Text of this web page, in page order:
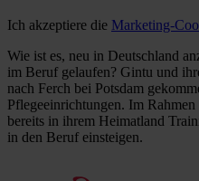
Ich akzeptiere die Marketing-
Wie ist es, neu in Deutschland
im Beruf gelaufen? Gintu und
nach Ferch bei Potsdam
Pflegeeinrichtungen. Im
bereits in ihrem Heimatland
in den Beruf einsteigen.